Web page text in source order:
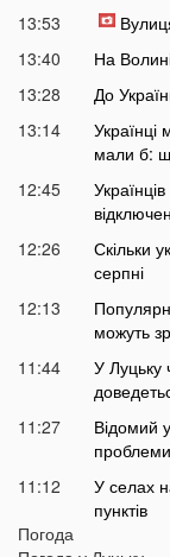
13:53
13:40
На
13:28
До
13:14
мали б:
12:45
12:26
Скільки
серпні
12:13
можуть
11:44
У Луцьку
11:27
Відомий
11:12
У селах
пунктів
10:56
Погода